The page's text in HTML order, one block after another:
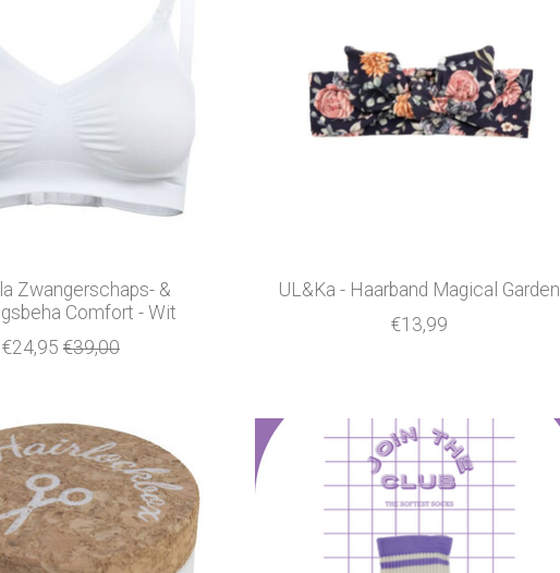
Zwangerschaps- &
Comfort - Wit
€24,95 €39,00
UL&Ka - Haarband Magical Garden
€13,99